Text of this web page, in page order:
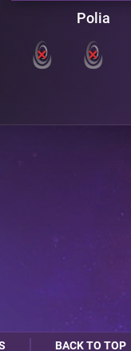
Polia
BACK TO TOP